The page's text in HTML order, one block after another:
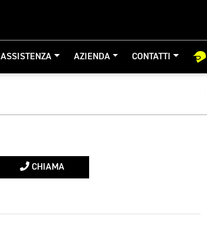
ASSISTENZA AZIENDA CONTATTI
CHIAMA